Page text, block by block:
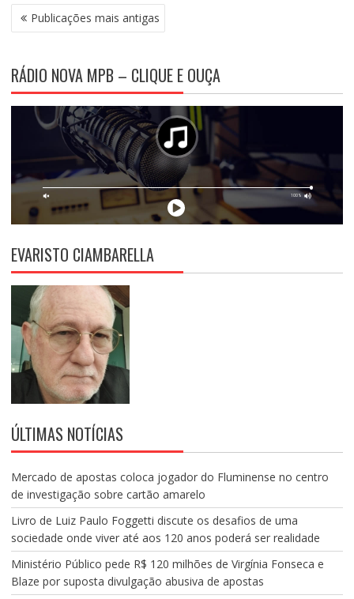
N
A
E
G
A
P
O
P
S
T
S
Publicações mais antigas
RÁDIO NOVA MPB – CLIQUE E OUÇA
EVARISTO CIAMBARELLA
ÚLTIMAS NOTÍCIAS
Mercado de apostas coloca jogador do Fluminense no centro
de investigação sobre cartão amarelo
Livro de Luiz Paulo Foggetti discute os desafios de uma
sociedade onde viver até aos 120 anos poderá ser realidade
Ministério Público pede R$ 120 milhões de Virgínia Fonseca e
Blaze por suposta divulgação abusiva de apostas